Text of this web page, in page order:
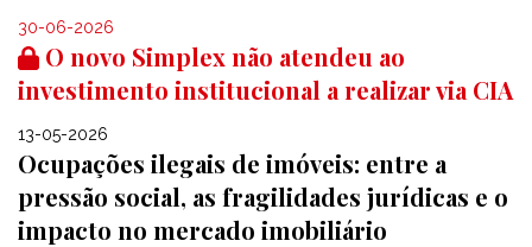
30-06-2026
O novo Simplex não atendeu ao
investimento institucional a realizar via CIA
13-05-2026
Ocupações ilegais de imóveis: entre a
pressão social, as fragilidades jurídicas e o
impacto no mercado imobiliário